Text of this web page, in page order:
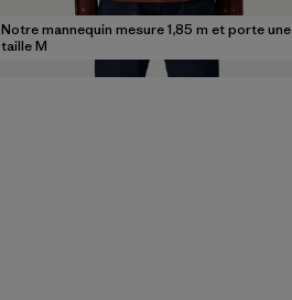
Notre mannequin mesure 1,85 m et porte une
taille M